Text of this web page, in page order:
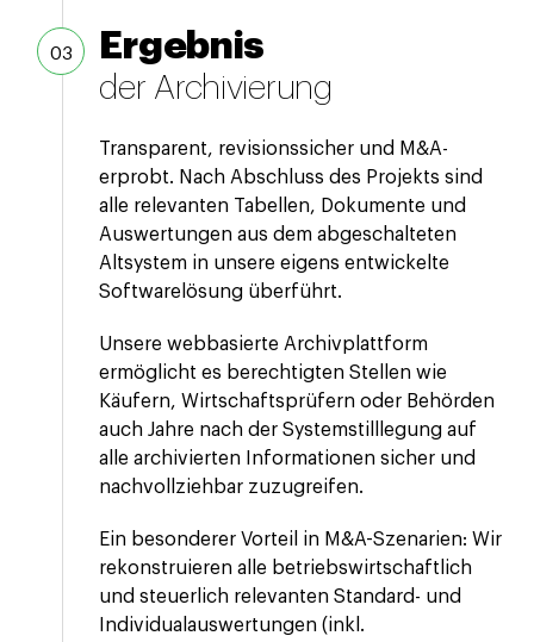
Ergebnis
der Archivierung
Transparent, revisionssicher und M&A-
erprobt. Nach Abschluss des Projekts sind
alle relevanten Tabellen, Dokumente und
Auswertungen aus dem abgeschalteten
Altsystem in unsere eigens entwickelte
Softwarelösung überführt.
Unsere webbasierte Archivplattform
ermöglicht es berechtigten Stellen wie
Käufern, Wirtschaftsprüfern oder Behörden
auch Jahre nach der Systemstilllegung auf
alle archivierten Informationen sicher und
nachvollziehbar zuzugreifen.
Ein besonderer Vorteil in M&A-Szenarien: Wir
rekonstruieren alle betriebswirtschaftlich
und steuerlich relevanten Standard- und
Individualauswertungen (inkl.